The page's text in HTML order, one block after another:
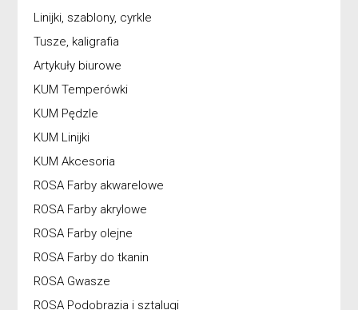
Linijki, szablony, cyrkle
Tusze, kaligrafia
Artykuły biurowe
KUM Temperówki
KUM Pędzle
KUM Linijki
KUM Akcesoria
ROSA Farby akwarelowe
ROSA Farby akrylowe
ROSA Farby olejne
ROSA Farby do tkanin
ROSA Gwasze
ROSA Podobrazia i sztalugi